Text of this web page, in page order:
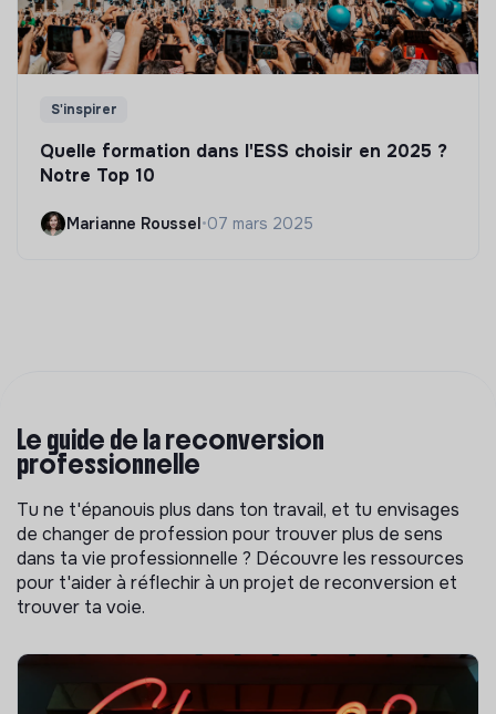
S'inspirer
Quelle formation dans l'ESS choisir en 2025 ?
Notre Top 10
Marianne Roussel•07 mars 2025
Le guide de la reconversion
professionnelle
Tu ne t'épanouis plus dans ton travail, et tu envisages
de changer de profession pour trouver plus de sens
dans ta vie professionnelle ? Découvre les ressources
pour t'aider à réflechir à un projet de reconversion et
trouver ta voie.